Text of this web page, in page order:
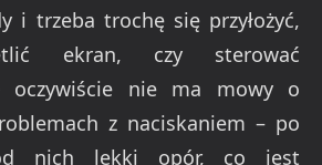
i trzeba trochę się przyłożyć,
ekran, czy sterować
oczywiście nie ma mowy o
z naciskaniem – po
nich lekki opór, co jest